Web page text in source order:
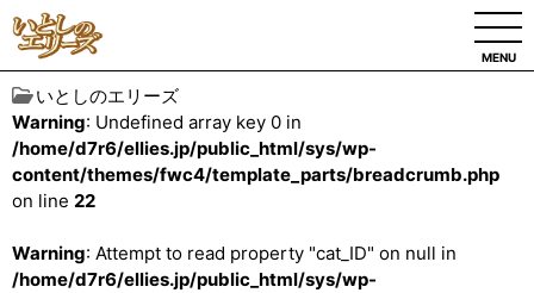
MENU
いとしのエリーズ
Warning: Undefined array key 0 in
/home/d7r6/ellies.jp/public_html/sys/wp-
content/themes/fwc4/template_parts/breadcrumb.php
on line 22
Warning: Attempt to read property "cat_ID" on null in
/home/d7r6/ellies.jp/public_html/sys/wp-